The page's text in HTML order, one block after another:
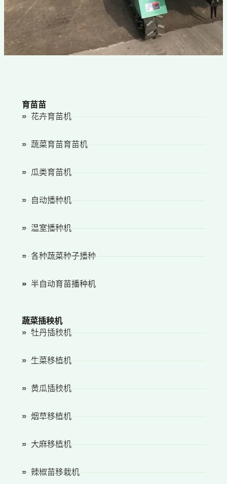
育苗苗
花卉育苗机
蔬菜育苗育苗机
瓜类育苗机
自动播种机
温室播种机
各种蔬菜种子播种
半自动育苗播种机
蔬菜插秧机
牡丹插秧机
生菜移植机
黄瓜插秧机
烟草移植机
大麻移植机
辣椒苗移栽机